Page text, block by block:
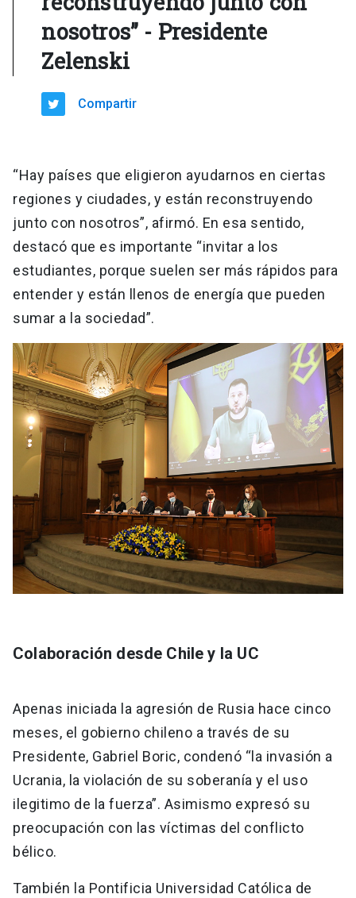
nosotros” - Presidente
Zelenski
Compartir
“Hay países que eligieron ayudarnos en ciertas
regiones y ciudades, y están reconstruyendo
junto con nosotros”, afirmó. En esa sentido,
destacó que es importante “invitar a los
estudiantes, porque suelen ser más rápidos para
entender y están llenos de energía que pueden
sumar a la sociedad”.
Colaboración desde Chile y la UC
Apenas iniciada la agresión de Rusia hace cinco
meses, el gobierno chileno a través de su
Presidente, Gabriel Boric, condenó “la invasión a
Ucrania, la violación de su soberanía y el uso
ilegitimo de la fuerza”. Asimismo expresó su
preocupación con las víctimas del conflicto
bélico.
También la Pontificia Universidad Católica de